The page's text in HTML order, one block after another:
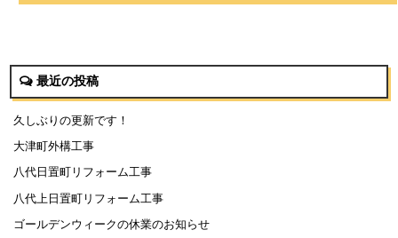
最近の投稿
久しぶりの更新です！
大津町外構工事
八代日置町リフォーム工事
八代上日置町リフォーム工事
ゴールデンウィークの休業のお知らせ